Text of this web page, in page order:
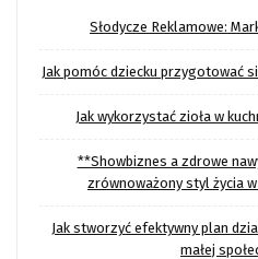
Słodycze Reklamowe:
Jak pomóc dziecku przygotować
Jak wykorzystać zioła w
**Showbiznes a zdrowe
zrównoważony styl życia
Jak stworzyć efektywny plan
małej